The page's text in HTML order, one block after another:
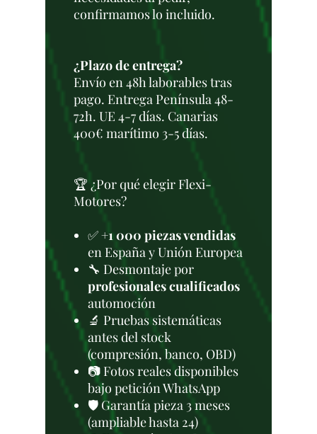
confirmamos lo incluido.
¿Plazo de entrega?
Envío en 48h laborables tras
pago. Entrega Península 48-
72h. UE 4-7 días. Canarias
400€ marítimo 3-5 días.
🏆 ¿Por qué elegir Flexi-
Motores?
✅+1 000 piezas vendidas
en España y Unión Europea
🔧 Desmontaje por
profesionales cualificados
automoción
🔬 Pruebas sistemáticas
antes del stock
(compresión, banco, OBD)
📷 Fotos reales disponibles
bajo petición WhatsApp
🛡️ Garantía pieza 3 meses
(ampliable hasta 24)